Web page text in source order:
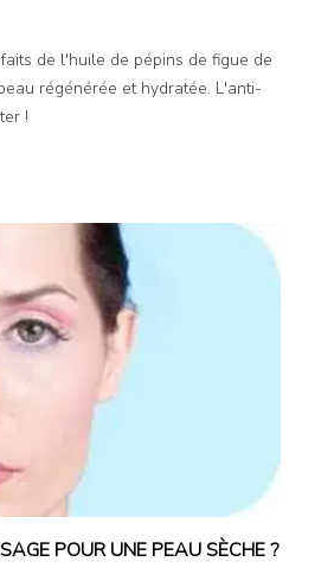
de l'huile de pépins de figue de
régénérée et hydratée. L'anti-
!
POUR UNE PEAU SÈCHE ?